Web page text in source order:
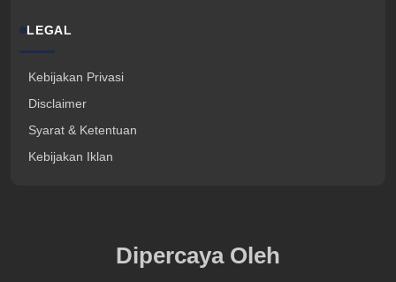
LEGAL
Kebijakan Privasi
Disclaimer
Syarat & Ketentuan
Kebijakan Iklan
Dipercaya Oleh